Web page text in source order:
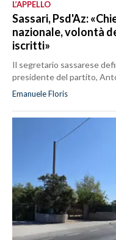
L’APPELLO
Sassari, Psd'Az:
nazionale, volontà
iscritti»
Il segretario sassarese
presidente del partito,
Emanuele Floris